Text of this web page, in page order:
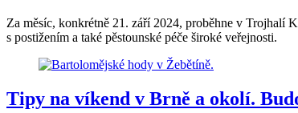
Za měsíc, konkrétně 21. září 2024, proběhne v Trojhalí
s postižením a také pěstounské péče široké veřejnosti.
Tipy na víkend v Brně a okolí.